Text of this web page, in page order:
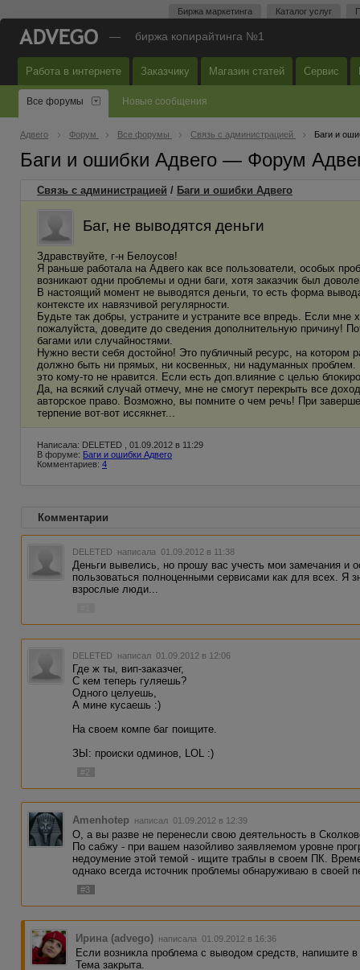
Биржа маркетинга Каталог услуг
— биржа копирайтинга №1
Работа в интернете Заказчику Магазин статей Сервис
Все форумы Новые сообщения
Адвего Форум Все форумы Связь с администрацией Баги и
Баги и ошибки Адвего — Форум
Связь с администрацией / Баги и ошибки Адвего
Баг, не выводятся деньги
Здравствуйте, г-н Белоусов!
Я раньше работала на Адвего как все пользователи, особых
возникают одни проблемы и одни баги, хотя заказчик был
В настоящий момент не выводятся деньги, то есть форма
контексте их навязчивой регулярности.
Будьте так добры, устраните и устраните все впредь. Если
пожалуйста, доведите до сведения дополнительную причину!
багами или случайностями.
Нужно вести себя достойно! Это публичный ресурс, на
должно быть ни прямых, ни косвенных, ни надуманных
это кому-то не нравится. Если есть доп.влияние с целью
Да, на всякий случай отмечу, мне не смогут перекрыть все
авторское право. Возможно, вы помните о чем речь! При
терпение вот-вот иссякнет...
Написала: DELETED , 01.09.2012 в 11:29
В форуме: Баги и ошибки Адвего
Комментариев: 4
Комментарии
DELETED написала 01.09.2012 в 11:38
Деньги вывелись, но прошу вас учесть мои замечания и
пользоваться полноценными сервисами как для всех. Я
взрослые люди...
DELETED написал 01.09.2012 в 12:06
Где ж ты, вип-заказчег,
С кем теперь гуляешь?
Одного целуешь,
А мине кусаешь :)
На своем компе баг поищите.
ЗЫ: происки одминов, LOL :)
#2
Amenhotep написал 01.09.2012 в 12:39
О, а вы разве не перенесли свою деятельность в
По сабжу - при вашем назойливо заявляемом уровне
недоумение этой темой - ищите траблы в своем ПК.
однако всегда источник проблемы обнаруживаю в своей
#3
Ирина (advego) написала 01.09.2012 в 16:36
Если возникла проблема с выводом средств, напишите
Тема закрыта.